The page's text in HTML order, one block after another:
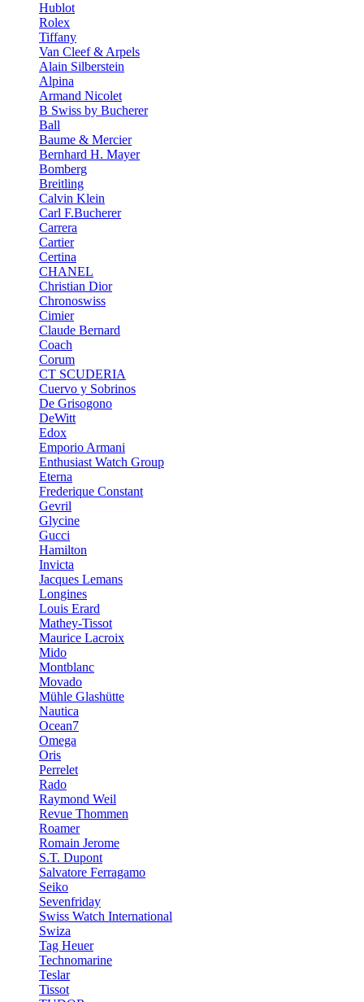
Hublot
Rolex
Tiffany
Van Cleef & Arpels
Alain Silberstein
Alpina
Armand Nicolet
B Swiss by Bucherer
Ball
Baume & Mercier
Bernhard H. Mayer
Bomberg
Breitling
Calvin Klein
Carl F.Bucherer
Carrera
Cartier
Certina
CHANEL
Christian Dior
Chronoswiss
Cimier
Claude Bernard
Coach
Corum
CT SCUDERIA
Cuervo y Sobrinos
De Grisogono
DeWitt
Edox
Emporio Armani
Enthusiast Watch Group
Eterna
Frederique Constant
Gevril
Glycine
Gucci
Hamilton
Invicta
Jacques Lemans
Longines
Louis Erard
Mathey-Tissot
Maurice Lacroix
Mido
Montblanc
Movado
Mühle Glashütte
Nautica
Ocean7
Omega
Oris
Perrelet
Rado
Raymond Weil
Revue Thommen
Roamer
Romain Jerome
S.T. Dupont
Salvatore Ferragamo
Seiko
Sevenfriday
Swiss Watch International
Swiza
Tag Heuer
Technomarine
Teslar
Tissot